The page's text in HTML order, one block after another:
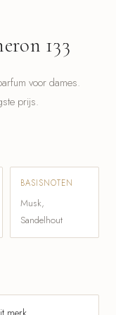
133
voor dames.
prijs.
BASISNOTEN
Musk,
Sandelhout